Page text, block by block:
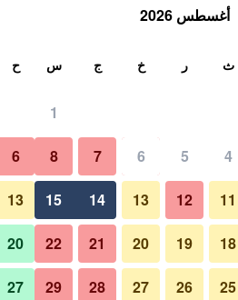
في الليلة
﷼ عرض الصفقة
﷼ عرض الصفقة
أغسطس 2026
ث ر خ ج س
1
4
5
6
7
8
11
12
13
14
15
18
19
20
21
22
25
26
27
28
29
ح
6
13
20
27